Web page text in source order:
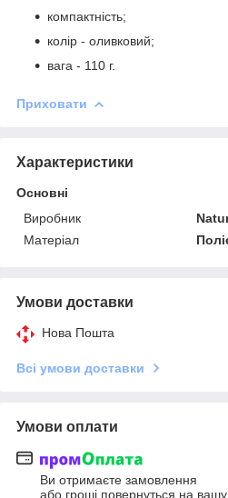
компактність;
колір - оливковий;
вага - 110 г.
Приховати
Характеристики
Основні
Виробник
Матеріал
Умови доставки
Нова Пошта
Всі умови доставки
Умови оплати
Ви отримаєте замовлення
або гроші повернуться на вашу